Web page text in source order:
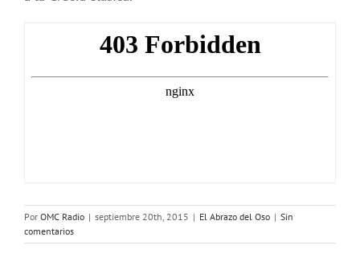
Por OMC Radio | septiembre 20th, 2015 | El Abrazo del Oso | Sin
comentarios